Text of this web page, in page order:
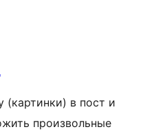
(картинки) в пост и
произвольные